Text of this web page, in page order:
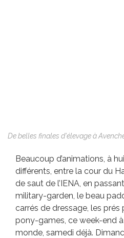
De belles finales d'élevage à
Beaucoup d’animations, à
différents, entre la cour du
de saut de l’IENA, en
military-garden, le beau
carrés de dressage, les prés
pony-games, ce week-end
monde, samedi déjà.